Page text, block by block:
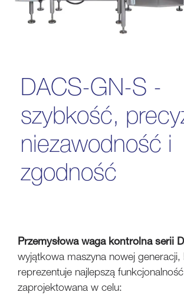
DACS-GN-S -
szybkość,
niezawodność i
zgodność
Przemysłowa waga kontrolna serii
wyjątkowa maszyna nowej generacji,
reprezentuje najlepszą
zaprojektowana w celu: